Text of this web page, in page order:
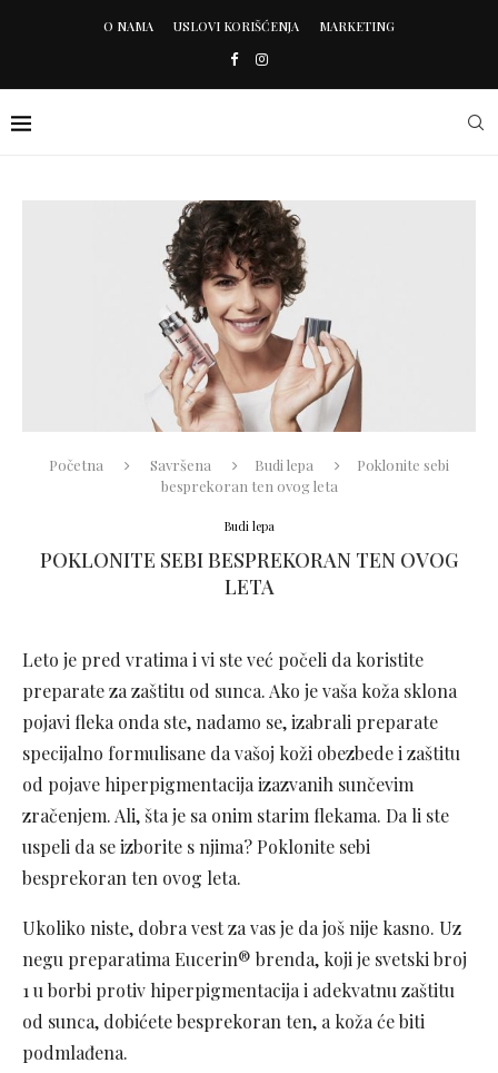
O NAMA USLOVI KORIŠĆENJA MARKETING
Početna Savršena Budi lepa
Poklonite sebi
besprekoran ten ovog leta
Budi lepa
POKLONITE SEBI BESPREKORAN TEN OVOG
LETA
Leto je pred vratima i vi ste već počeli da koristite
preparate za zaštitu od sunca. Ako je vaša koža sklona
pojavi fleka onda ste, nadamo se, izabrali preparate
specijalno formulisane da vašoj koži obezbede i zaštitu
od pojave hiperpigmentacija izazvanih sunčevim
zračenjem. Ali, šta je sa onim starim flekama. Da li ste
uspeli da se izborite s njima? Poklonite sebi
besprekoran ten ovog leta.
Ukoliko niste, dobra vest za vas je da još nije kasno. Uz
negu preparatima Eucerin® brenda, koji je svetski broj
1 u borbi protiv hiperpigmentacija i adekvatnu zaštitu
od sunca, dobićete besprekoran ten, a koža će biti
podmlađena.